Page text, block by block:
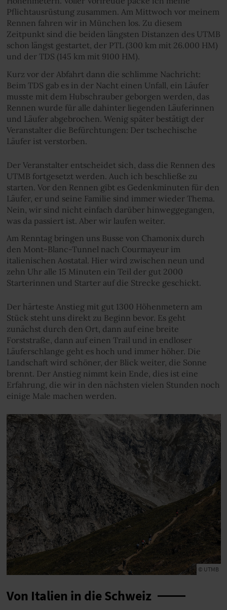
Pflichtausrüstung zusammen. Am Mittwoch vor meinem
Rennen fahren wir in München los. Zu diesem
Zeitpunkt sind die beiden längsten Distanzen des UTMB
schon längst gestartet, der PTL (300 km mit 26.000 HM)
und der TDS (145 km mit 9100 HM).
Kurz vor der Abfahrt dann die schlimme Nachricht:
Beim TDS gab es in der Nacht einen Unfall, ein Läufer
musste mit dem Hubschrauber geborgen werden, das
Rennen wurde für alle dahinter liegenden Läuferinnen
und Läufer abgebrochen. Wenig später bestätigt der
Veranstalter die Befürchtungen: Der tschechische
Läufer ist verstorben.
Der Veranstalter entscheidet sich, dass die Rennen des
UTMB fortgesetzt werden. Auch ich beschließe zu
starten. Vor den Rennen gibt es Gedenkminuten für den
Läufer, er und seine Familie sind immer wieder Thema.
Nein, wir sind nicht einfach darüber hinweggegangen,
was da passiert ist. Aber wir laufen weiter.
Am Renntag bringen uns Busse von Chamonix durch
den Mont-Blanc-Tunnel nach Courmayeur im
italienischen Aostatal. Hier wird zwischen neun und
zehn Uhr alle 15 Minuten ein Teil der gut 2000
Starterinnen und Starter auf die Strecke geschickt.
Der härteste Anstieg mit gut 1300 Höhenmetern am
Stück steht uns direkt zu Beginn bevor. Es geht
zunächst durch den Ort, dann auf eine breite
Forststraße, dann auf einen Trail und in endloser
Läuferschlange geht es hoch und immer höher. Die
Landschaft wird schöner, der Blick weiter, die Sonne
brennt. Der Anstieg nimmt kein Ende, dies ist eine
Erfahrung, die wir in den nächsten vielen Stunden noch
einige Male machen werden.
© UTMB
Von Italien in die Schweiz